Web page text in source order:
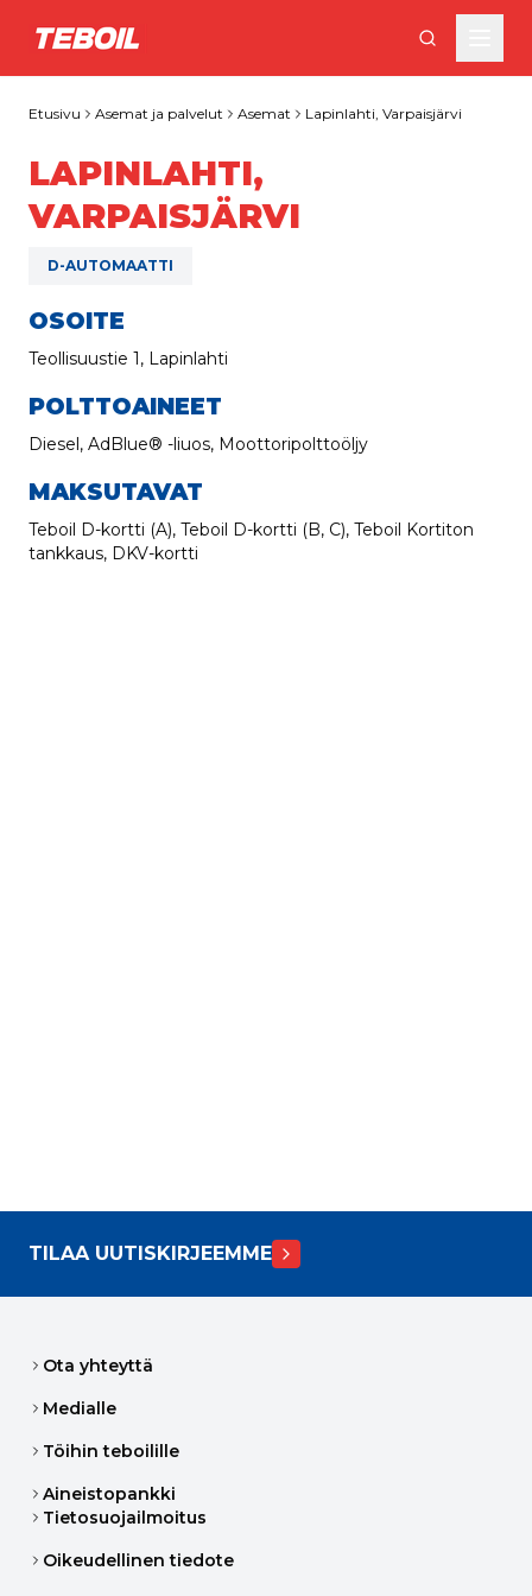
Siirry pääsisältöön
Etusivu Asemat ja palvelut Asemat Lapinlahti, Varpaisjärvi
LAPINLAHTI,
VARPAISJÄRVI
D-AUTOMAATTI
OSOITE
Teollisuustie 1, Lapinlahti
POLTTOAINEET
Diesel, AdBlue® -liuos, Moottoripolttoöljy
MAKSUTAVAT
Teboil D-kortti (A), Teboil D-kortti (B, C), Teboil Kortiton
tankkaus, DKV-kortti
TILAA UUTISKIRJEEMME
Ota yhteyttä
Medialle
Töihin teboilille
Aineistopankki
Tietosuojailmoitus
Oikeudellinen tiedote